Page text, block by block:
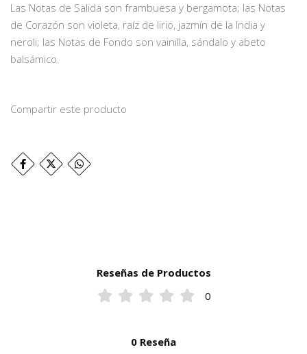
Las Notas de Salida son frambuesa y bergamota; las Notas
de Corazón son violeta, raíz de lirio, jazmín de la India y
neroli; las Notas de Fondo son vainilla, sándalo y abeto
balsámico.
Compartir este producto
Reseñas de Productos
0
0 Reseña